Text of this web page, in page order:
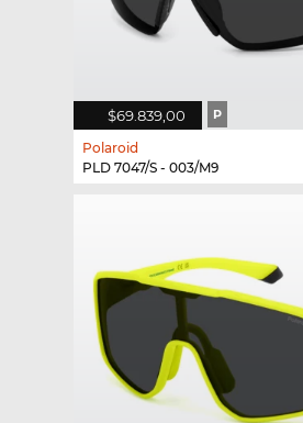
$69.839,00 P
Polaroid
PLD 7047/S - 003/M9